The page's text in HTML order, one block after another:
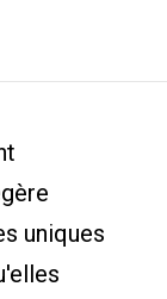
uniques